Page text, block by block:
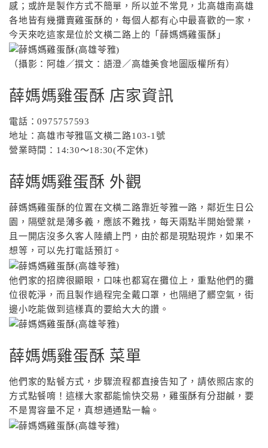
感；或許是製作方式不簡單，所以並不常見，北高雄南高雄
各地皆有幾攤賣雞蛋酥的，每個人都有心中最喜歡的一家，
今天來吃這家是位於文橫二路上的「薛媽媽雞蛋酥」
（攝影：阿雄／撰文：語澄／高雄美食地圖版權所有）
薛媽媽雞蛋酥 店家資訊
電話：0975757593
地址：高雄市苓雅區文橫二路103-1號
營業時間：14:30～18:30(不定休)
薛媽媽雞蛋酥 外觀
薛媽媽雞蛋酥的位置在文橫二路靠近苓雅一路，鄰近生日公
園，隔壁就是薄多義，應該不難找，每天兩點半開始營業，
且一開店沒多久客人陸續上門，由於都是現點現炸，如果不
想等，可以先打電話預訂。
他們家的招牌很顯眼，口味也都寫在攤位上，重點他們的攤
位很乾淨，而且製作過程完全戴口罩，也隔絕了髒空氣，街
邊小吃能做到這樣真的要給大大的讚。
薛媽媽雞蛋酥 菜單
他們家的點餐方式，步驟流程都直接告知了，請依照店家的
方式點餐唷！這樣大家都能愉快交易，雞蛋酥有分甜鹹，要
不是胃容量不足，真想通通點一輪。